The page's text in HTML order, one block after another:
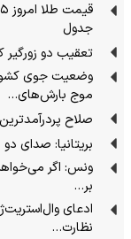
جدول
تعقیب دو زورگیر
موج بارش‌های…
صلاح
بریتانیا: صدای
ونس: اگر
بر…
ادعای
نظارت…